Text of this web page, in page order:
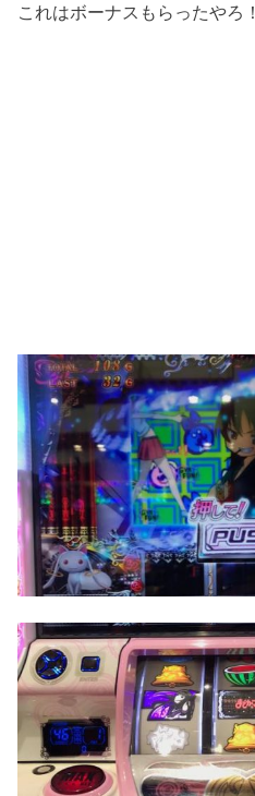
これはボーナスもらったやろ！